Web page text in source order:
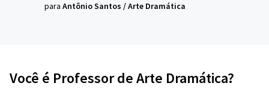
para Antônio Santos /Arte Dramática
Você é Professor de Arte Dramática?